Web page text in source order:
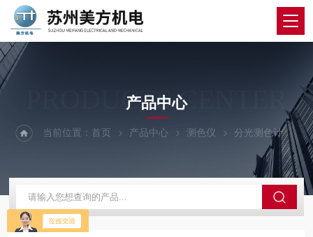
PRODUCTS CENTER
产品中心
当前位置：首页 产品中心 测色仪 分光测色计